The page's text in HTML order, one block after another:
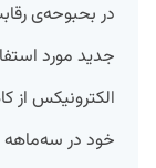
در بحبوحه‌ی
جدید مورد